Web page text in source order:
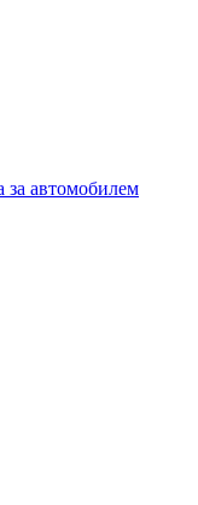
за автомобилем